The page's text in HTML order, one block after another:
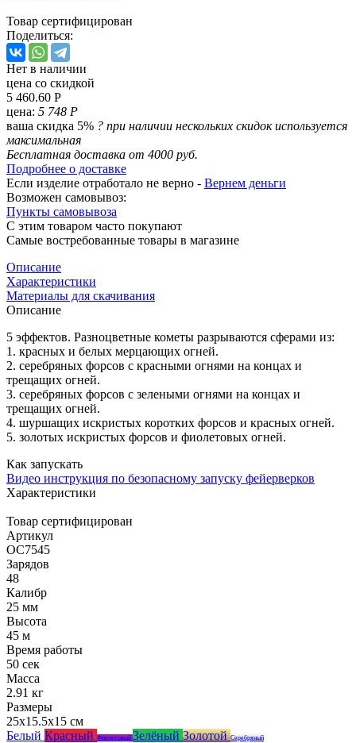
Товар сертифицирован
Поделиться:
Нет в наличии
цена со скидкой
5 460.60 Р
цена: 5 748 Р
ваша скидка 5% ? при наличии нескольких скидок используется
максимальная
Бесплатная доставка от 4000 руб.
Подробнее о доставке
Если изделие отработало не верно - Вернем деньги
Возможен самовывоз:
Пункты самовывоза
С этим товаром часто покупают
Самые востребованные товары в магазине
Описание
Характеристики
Материалы для скачивания
Описание
5 эффектов. Разноцветные кометы разрываются сферами из:
1. красных и белых мерцающих огней.
2. серебряных форсов с красными огнями на концах и
трещащих огней.
3. серебряных форсов с зелеными огнями на концах и
трещащих огней.
4. шуршащих искристых коротких форсов и красных огней.
5. золотых искристых форсов и фиолетовых огней.
Как запускать
Видео инструкция по безопасному запуску фейерверков
Характеристики
Товар сертифицирован
Артикул
ОС7545
Зарядов
48
Калибр
25 мм
Высота
45 м
Время работы
50 сек
Масса
2.91 кг
Размеры
25x15.5x15 см
Белый Красный Фиолетовый Зелёный ЗолотойСеребряный